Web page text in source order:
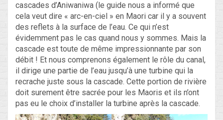
cascades d’Aniwaniwa (le guide nous a informé que
cela veut dire « arc-en-ciel » en Maori car il y a souvent
des reflets à la surface de l’eau. Ce qui n’est
évidemment pas le cas quand nous y sommes. Mais la
cascade est toute de même impressionnante par son
débit ! Et nous comprenons également le rôle du canal,
il dirige une partie de l’eau jusqu’à une turbine qui la
recrache juste sous la cascade. Cette portion de rivière
doit surement être sacrée pour les Maoris et ils n’ont
pas eu le choix d’installer la turbine après la cascade.